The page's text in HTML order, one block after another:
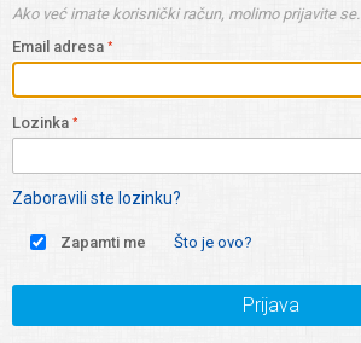
Ako već imate korisnički račun, molimo prijavite se.
Email adresa
Lozinka
Zaboravili ste lozinku?
Zapamti me Što je ovo?
Prijava